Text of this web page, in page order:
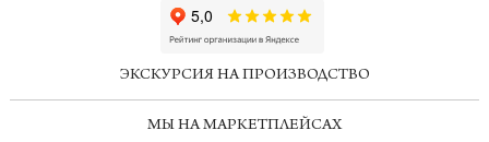
ЭКСКУРСИЯ НА ПРОИЗВОДСТВО
МЫ НА МАРКЕТПЛЕЙСАХ